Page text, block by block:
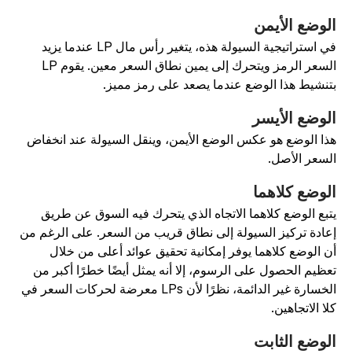
الأيمن
في استراتيجية السيولة هذه، يتغير رأس مال LP عندما يزيد
السعر الرمز ويتحرك إلى يمين نطاق السعر معين. يقوم LP
هذا الوضع عندما يصعد على رمز مميز.
الأيسر
الوضع هو عكس الوضع الأيمن، وينقل السيولة عند انخفاض
الأصل.
كلاهما
الوضع كلاهما الاتجاه الذي يتحرك فيه السوق عن طريق
تركيز السيولة إلى نطاق قريب من السعر. على الرغم من
الوضع كلاهما يوفر إمكانية تحقيق عوائد أعلى من خلال
الحصول على الرسوم، إلا أنه يمثل أيضًا خطرًا أكبر من
الخسارة غير الدائمة، نظرًا لأن LPs معرضة لحركات السعر في
الاتجاهين.
الثابت